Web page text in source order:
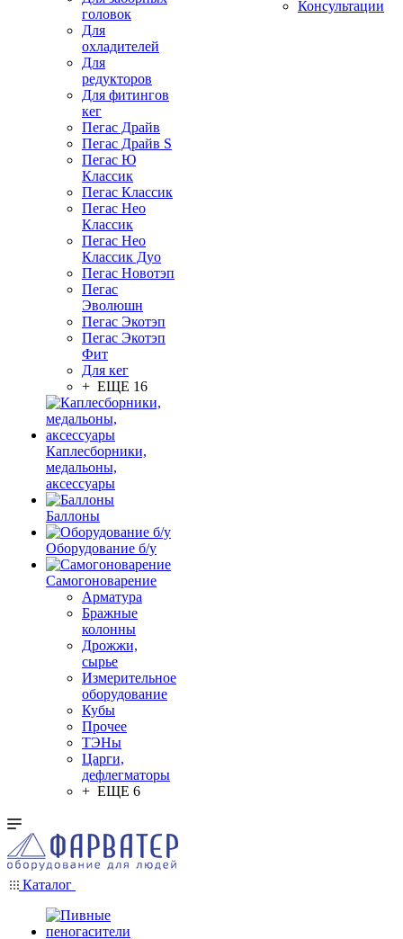
головок
Для
охладителей
Для
редукторов
Для фитингов
кег
Пегас Драйв
Пегас Драйв S
Пегас Ю
Классик
Пегас Классик
Пегас Нео
Классик
Пегас Нео
Классик Дуо
Пегас Новотэп
Пегас
Эволюшн
Пегас Экотэп
Пегас Экотэп
Фит
Для кег
+ ЕЩЕ 16
Каплесборники,
медальоны,
аксессуары
Баллоны
Оборудование б/у
Самогоноварение
Арматура
Бражные
колонны
Дрожжи,
сырье
Измерительное
оборудование
Кубы
Прочее
ТЭНы
Царги,
дефлегматоры
+ ЕЩЕ 6
Консультации
Каталог